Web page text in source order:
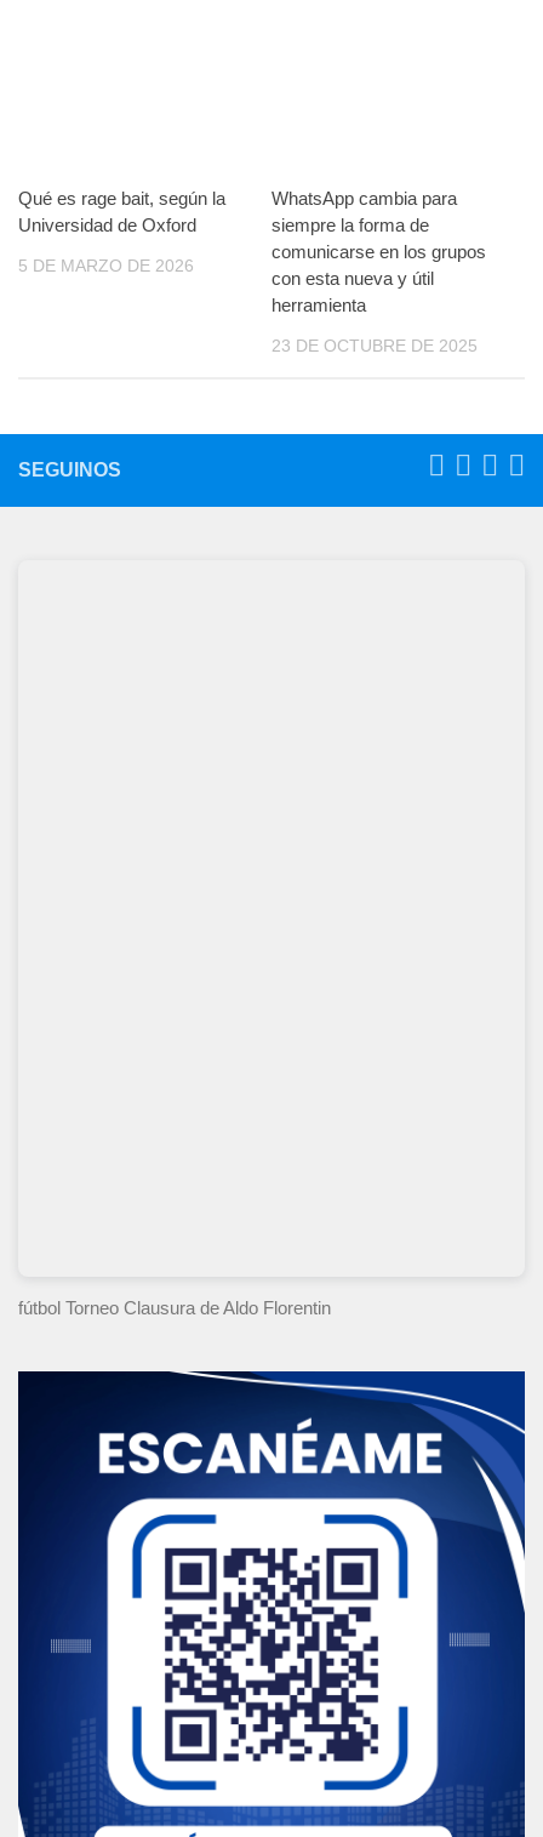
Qué es rage bait, según la
Universidad de Oxford
5 DE MARZO DE 2026
WhatsApp cambia para
siempre la forma de
comunicarse en los grupos
con esta nueva y útil
herramienta
23 DE OCTUBRE DE 2025
SEGUINOS
fútbol Torneo Clausura de Aldo Florentin